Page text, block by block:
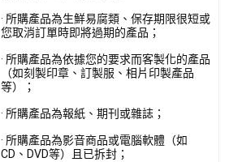
· 所購產品為生鮮易腐類、保存期限很短或
您取消訂單時即將過期的產品；
· 所購產品為依據您的要求而客製化的產品
（如刻製印章、訂製服、相片印製產品
等）；
· 所購產品為報紙、期刊或雜誌；
· 所購產品為影音商品或電腦軟體（如
CD、DVD等）且已拆封；